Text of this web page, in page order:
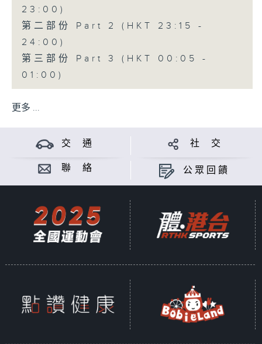
23:00)
第二部份 Part 2 (HKT 23:15 -
24:00)
第三部份 Part 3 (HKT 00:05 -
01:00)
更多 ...
交 通 社 交
聯 絡 公眾回饋